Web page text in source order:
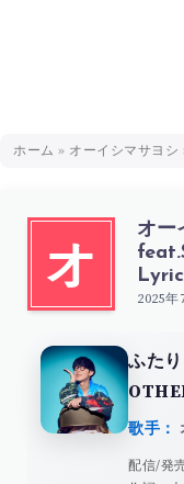
ホーム » オーイシマサヨシ
オ
オー
2025年
ふた
歌手：
配信/発